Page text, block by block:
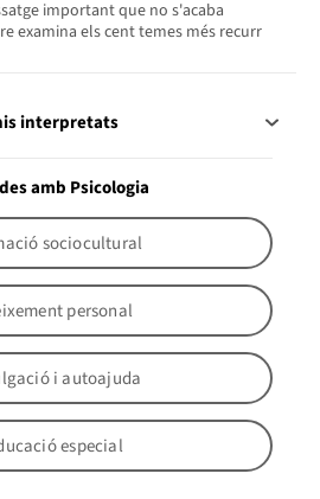
important que no s'acaba
examina els cent temes més recurr
interpretats
amb Psicologia
sociocultural
personal
i autoajuda
especial